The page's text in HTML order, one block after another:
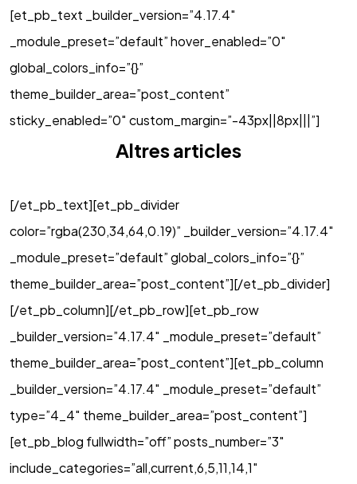
[et_pb_text _builder_version=”4.17.4″
_module_preset=”default” hover_enabled=”0″
global_colors_info=”{}”
theme_builder_area=”post_content”
sticky_enabled=”0″ custom_margin=”-43px||8px|||”]
Altres articles
[/et_pb_text][et_pb_divider
color=”rgba(230,34,64,0.19)” _builder_version=”4.17.4″
_module_preset=”default” global_colors_info=”{}”
theme_builder_area=”post_content”][/et_pb_divider]
[/et_pb_column][/et_pb_row][et_pb_row
_builder_version=”4.17.4″ _module_preset=”default”
theme_builder_area=”post_content”][et_pb_column
_builder_version=”4.17.4″ _module_preset=”default”
type=”4_4″ theme_builder_area=”post_content”]
[et_pb_blog fullwidth=”off” posts_number=”3″
include_categories=”all,current,6,5,11,14,1″